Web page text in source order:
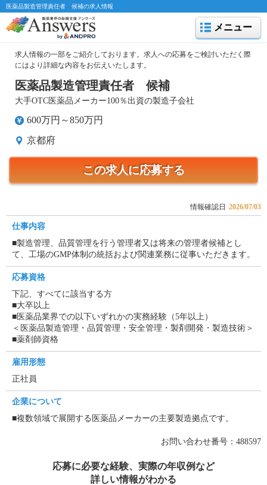
医薬品製造管理責任者 候補の求人情報
メニュー
求人情報の一部をご紹介しております。求人への応募をご検討いただく際
にはより詳細な内容をお伝えいたします。
医薬品製造管理責任者 候補
大手OTC医薬品メーカー100％出資の製造子会社
600万円～850万円
京都府
この求人に応募する
情報確認日 2026/07/03
仕事内容
■製造管理、品質管理を行う管理者又は将来の管理者候補とし
て、工場のGMP体制の統括および関連業務に従事いただきます。
応募資格
下記、すべてに該当する方
■大卒以上
■医薬品業界での以下いずれかの実務経験（5年以上）
＜医薬品製造管理・品質管理・安全管理・製剤開発・製造技術＞
■薬剤師資格
雇用形態
正社員
企業について
■複数領域で展開する医薬品メーカーの主要製造拠点です。
お問い合わせ番号：488597
応募に必要な経験、実際の年収例など
詳しい情報がわかる